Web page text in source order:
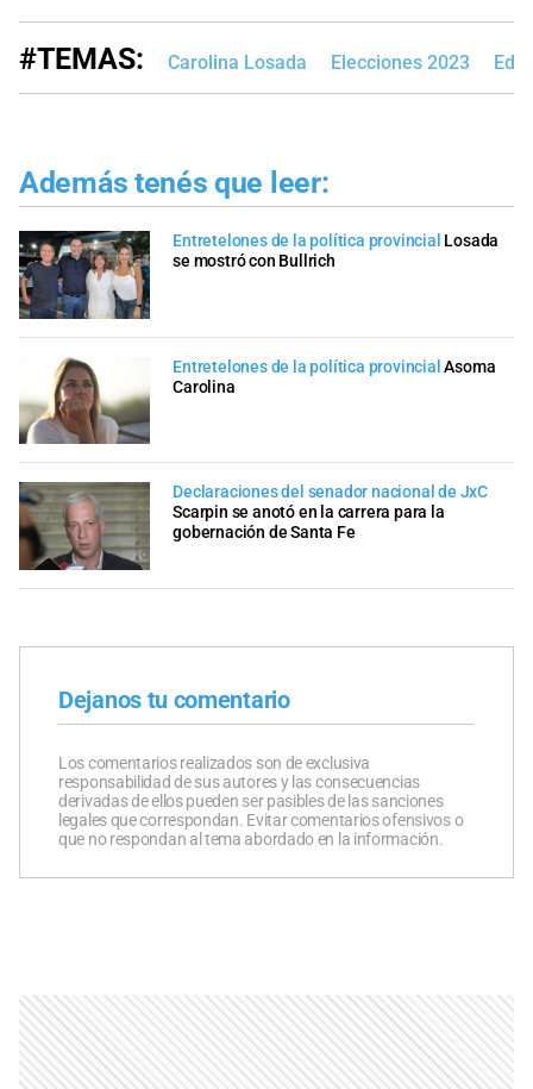
#TEMAS: Carolina Losada Elecciones 2023
Además tenés que leer:
Entretelones de la política provincial Losada
se mostró con Bullrich
Entretelones de la política provincial Asoma
Carolina
Declaraciones del senador nacional de JxC
Scarpin se anotó en la carrera para la
gobernación de Santa Fe
Dejanos tu comentario
Los comentarios realizados son de exclusiva
responsabilidad de sus autores y las consecuencias
derivadas de ellos pueden ser pasibles de las sanciones
legales que correspondan. Evitar comentarios ofensivos o
que no respondan al tema abordado en la información.